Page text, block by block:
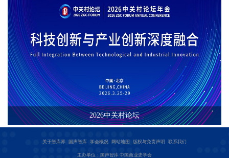
2026中关村论坛
关于智库界 国声智库 学会概况 网站地图 版权与免责声明 联系我们
主办单位：国声智库 中国商业史学会